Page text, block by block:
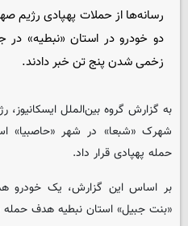
رسانه‌ها از حملات پهپادی رژیم
دو خودرو در استان «نبطیه»
زخمی شدن پنج تن خبر دادند.
به گزارش گروه بین‌المللایسکانیوز،
شهرک «شبعا» در شهر «حاصبیا»
حمله پهپادی قرار داد.
بر اساس این گزارش، یک خودرو
«بنت جبیل» استان نبطیه هدف حمله